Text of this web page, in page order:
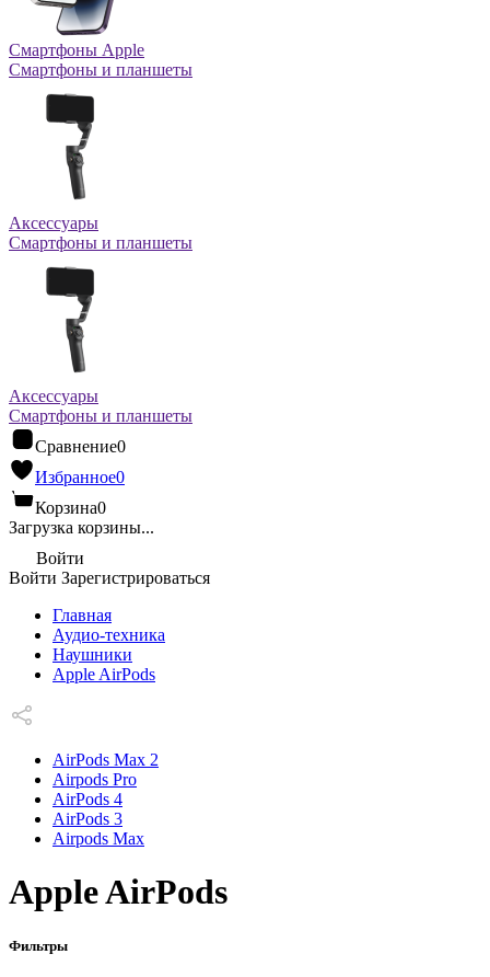
Смартфоны Apple
Смартфоны и планшеты
Аксессуары
Смартфоны и планшеты
Аксессуары
Смартфоны и планшеты
Сравнение0
Избранное0
Корзина0
Загрузка корзины...
Войти
Войти Зарегистрироваться
Главная
Аудио-техника
Наушники
Apple AirPods
AirPods Max 2
Airpods Pro
AirPods 4
AirPods 3
Airpods Max
Apple AirPods
Фильтры